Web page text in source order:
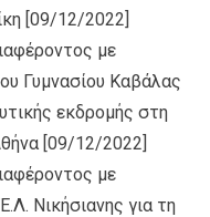
[09/12/2022]
με
Γυμνασίου Καβάλας
εκδρομής στη
[09/12/2022]
με
Νικήσιανης για τη